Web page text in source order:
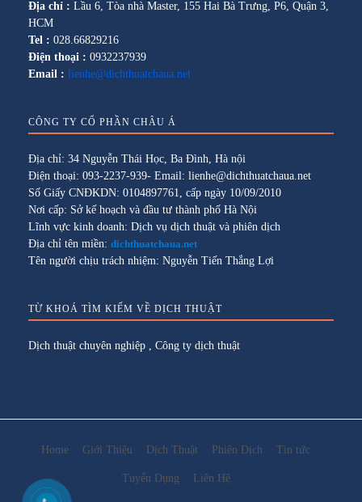
Địa chỉ : Lầu 6, Tòa nhà Master, 155 Hai Bà Trưng, P6, Quận 3,
HCM
Tel : 028.66829216
Điện thoại : 0932237939
Email : lienhe@dichthuatchaua.net
CÔNG TY CỔ PHẦN CHÂU Á
Địa chỉ: 34 Nguyễn Thái Học, Ba Đình, Hà nội
Điện thoại: 093-2237-939- Email: lienhe@dichthuatchaua.net
Số Giấy CNĐKDN: 0104897761, cấp ngày 10/09/2010
Nơi cấp: Sở kế hoạch và đầu tư thành phố Hà Nội
Lĩnh vực kinh doanh: Dịch vụ dịch thuật và phiên dịch
Địa chỉ tên miền: dichthuatchaua.net
Tên người chịu trách nhiệm: Nguyễn Tiến Thắng Lợi
TỪ KHOÁ TÌM KIẾM VỀ DỊCH THUẬT
Dịch thuật chuyên nghiệp , Công ty dịch thuật
Home Giới Thiệu Dịch Thuật Phiên Dịch Tin tức
Tuyển Dụng Liên Hệ